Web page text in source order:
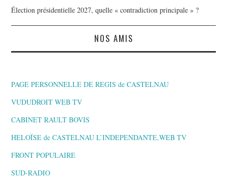
Élection présidentielle 2027, quelle « contradiction principale » ?
NOS AMIS
PAGE PERSONNELLE DE REGIS de CASTELNAU
VUDUDROIT WEB TV
CABINET RAULT BOVIS
HELOÏSE de CASTELNAU L’INDEPENDANTE,WEB TV
FRONT POPULAIRE
SUD-RADIO